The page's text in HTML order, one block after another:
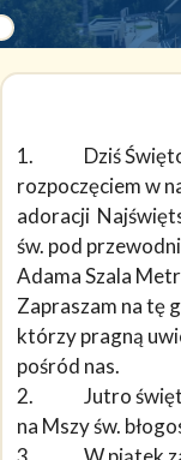
1. Dziś Święto
rozpoczęciem w
adoracji
św. pod
Adama Szala
Zapraszam na tę
którzy pragną
pośród nas.
2. Jutro święto
na Mszy św.